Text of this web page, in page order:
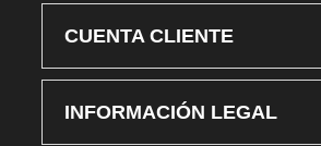
CUENTA CLIENTE
INFORMACIÓN LEGAL